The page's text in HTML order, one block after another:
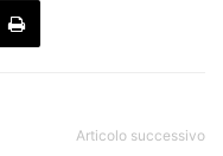
Articolo successivo